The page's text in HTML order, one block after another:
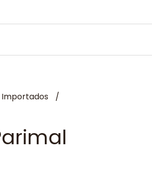
Importados